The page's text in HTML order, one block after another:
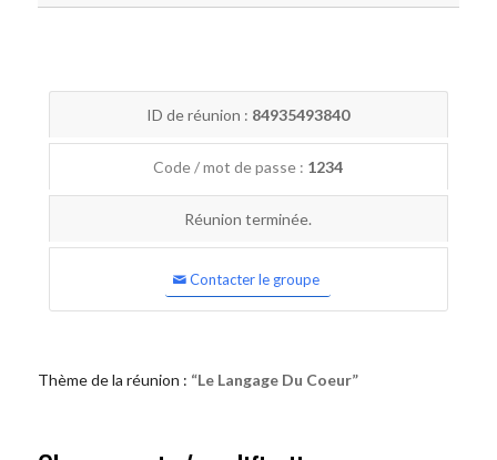
ID de réunion : 84935493840
Code / mot de passe : 1234
Réunion terminée.
Contacter le groupe
Thème de la réunion : “Le Langage Du Coeur”